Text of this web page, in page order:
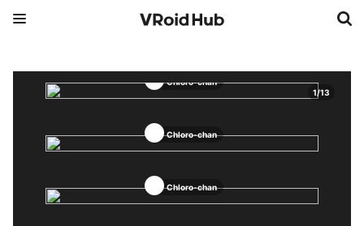
1/13
Chloro-chan
Chloro-chan
Chloro-chan